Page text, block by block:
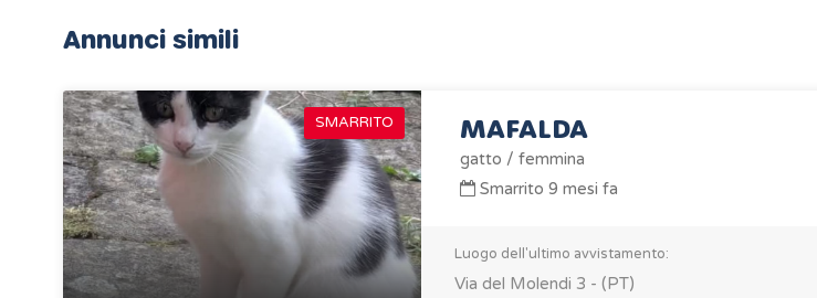
Annunci simili
SMARRITO MAFALDA
gatto / femmina
Smarrito 9 mesi fa
Luogo dell'ultimo avvistamento:
Via del Molendi 3 - (PT)